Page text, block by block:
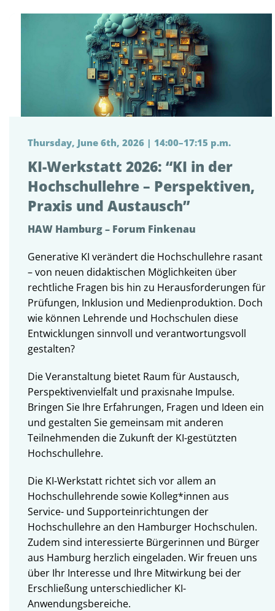
Thursday, June 6th, 2026 | 14:00–17:15 p.m.
KI-Werkstatt 2026: “KI in der
Hochschullehre – Perspektiven,
Praxis und Austausch”
HAW Hamburg – Forum Finkenau
Generative KI verändert die Hochschullehre rasant
– von neuen didaktischen Möglichkeiten über
rechtliche Fragen bis hin zu Herausforderungen für
Prüfungen, Inklusion und Medienproduktion. Doch
wie können Lehrende und Hochschulen diese
Entwicklungen sinnvoll und verantwortungsvoll
gestalten?
Die Veranstaltung bietet Raum für Austausch,
Perspektivenvielfalt und praxisnahe Impulse.
Bringen Sie Ihre Erfahrungen, Fragen und Ideen ein
und gestalten Sie gemeinsam mit anderen
Teilnehmenden die Zukunft der KI-gestützten
Hochschullehre.
Die KI-Werkstatt richtet sich vor allem an
Hochschullehrende sowie Kolleg*innen aus
Service- und Supporteinrichtungen der
Hochschullehre an den Hamburger Hochschulen.
Zudem sind interessierte Bürgerinnen und Bürger
aus Hamburg herzlich eingeladen. Wir freuen uns
über Ihr Interesse und Ihre Mitwirkung bei der
Erschließung unterschiedlicher KI-
Anwendungsbereiche.